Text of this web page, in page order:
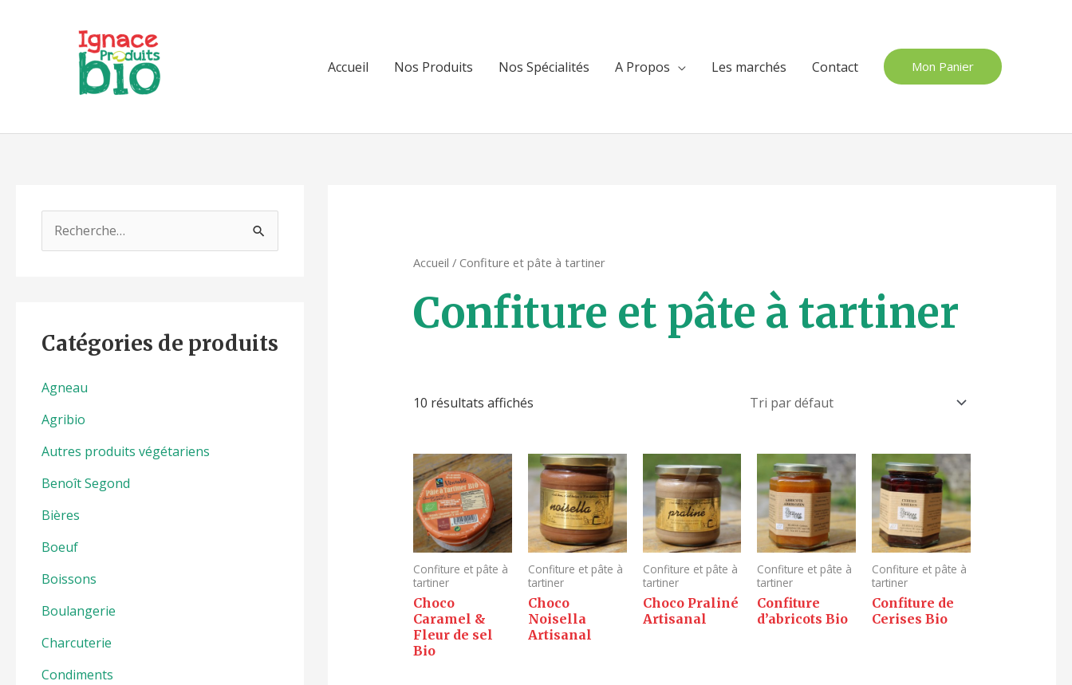
Accueil
Nos Produits Nos Spécialités A Propos Les marchés Contact Mon Panier
e
c
h
:
Catégories de produits
Agneau
Agribio
Autres produits végétariens
Benoît Segond
Bières
Boeuf
Boissons
Boulangerie
Charcuterie
Condiments
Accueil / Confiture et pâte à tartiner
Confiture et pâte à tartiner
10 résultats affichés
Confiture et pâte à
tartiner
Choco
Caramel &
Fleur de sel
Bio
Confiture et pâte à
tartiner
Choco
Noisella
Artisanal
Confiture et pâte à
tartiner
Choco Praliné
Artisanal
Confiture et pâte à
tartiner
Confiture
d’abricots Bio
Confiture et pâte à
tartiner
Confiture de
Cerises Bio